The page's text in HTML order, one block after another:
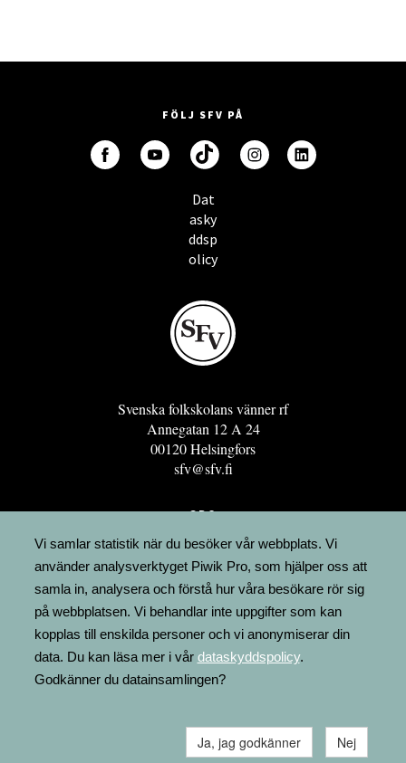
FÖLJ SFV PÅ
Dat
asky
ddsp
olicy
Svenska folkskolans vänner rf
Annegatan 12 A 24
00120 Helsingfors
sfv@sfv.fi
GRO
FÖRENINGSRESURSEN
MINNESRUNOR.FI
UPPSLAGSVERKET FINLAND
LÄGENHETER
FAKTURERING
Vi samlar statistik när du besöker vår webbplats. Vi
använder analysverktyget Piwik Pro, som hjälper oss att
samla in, analysera och förstå hur våra besökare rör sig
på webbplatsen. Vi behandlar inte uppgifter som kan
kopplas till enskilda personer och vi anonymiserar din
data. Du kan läsa mer i vår dataskyddspolicy.
Godkänner du datainsamlingen?
Ja, jag godkänner Nej